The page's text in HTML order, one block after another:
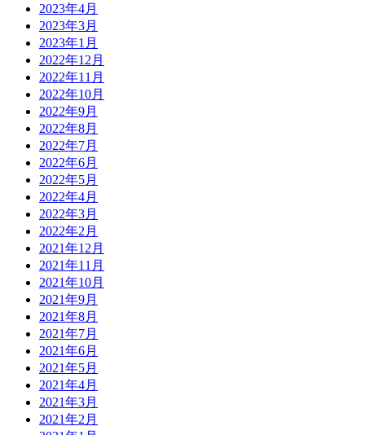
2023年4月
2023年3月
2023年1月
2022年12月
2022年11月
2022年10月
2022年9月
2022年8月
2022年7月
2022年6月
2022年5月
2022年4月
2022年3月
2022年2月
2021年12月
2021年11月
2021年10月
2021年9月
2021年8月
2021年7月
2021年6月
2021年5月
2021年4月
2021年3月
2021年2月